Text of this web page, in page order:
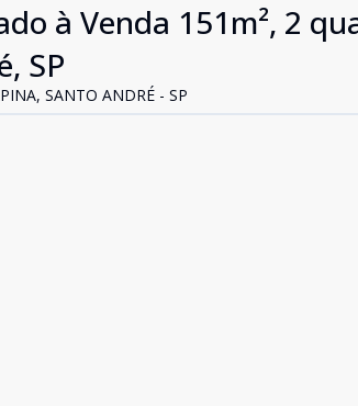
à Venda 151m², 2
SP
SANTO ANDRÉ - SP